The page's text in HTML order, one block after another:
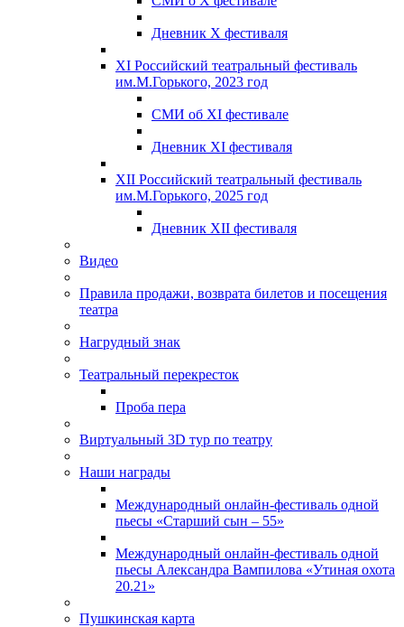
Дневник X фестиваля
XI Российский театральный фестиваль
им.М.Горького, 2023 год
СМИ об XI фестивале
Дневник XI фестиваля
XII Российский театральный фестиваль
им.М.Горького, 2025 год
Дневник XII фестиваля
Видео
Правила продажи, возврата билетов и посещения
театра
Нагрудный знак
Театральный перекресток
Проба пера
Виртуальный 3D тур по театру
Наши награды
Международный онлайн-фестиваль одной
пьесы «Старший сын – 55»
Международный онлайн-фестиваль одной
пьесы Александра Вампилова «Утиная охота
20.21»
Пушкинская карта